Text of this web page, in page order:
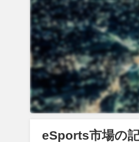
eSports市場の